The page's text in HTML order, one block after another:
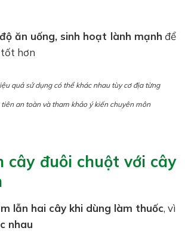
ăn uống, sinh hoạt lành mạnh để
hơn
quả sử dụng có thể khác nhau tùy cơ địa từng
an toàn và tham khảo ý kiến chuyên môn
cây đuôi chuột với cây
lẫn hai cây khi dùng làm thuốc, vì
nhau